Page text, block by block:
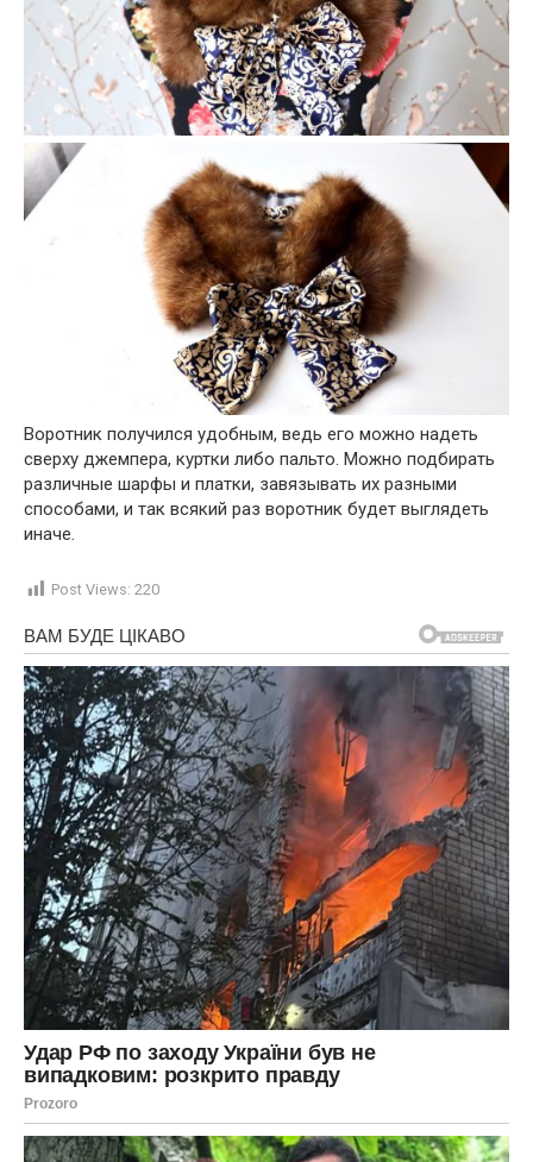
Воротник получился удобным, ведь его можно надеть
сверху джемпера, куртки либо пальто. Можно подбирать
различные шарфы и платки, завязывать их разными
способами, и так всякий раз воротник будет выглядеть
иначе.
Post Views: 220